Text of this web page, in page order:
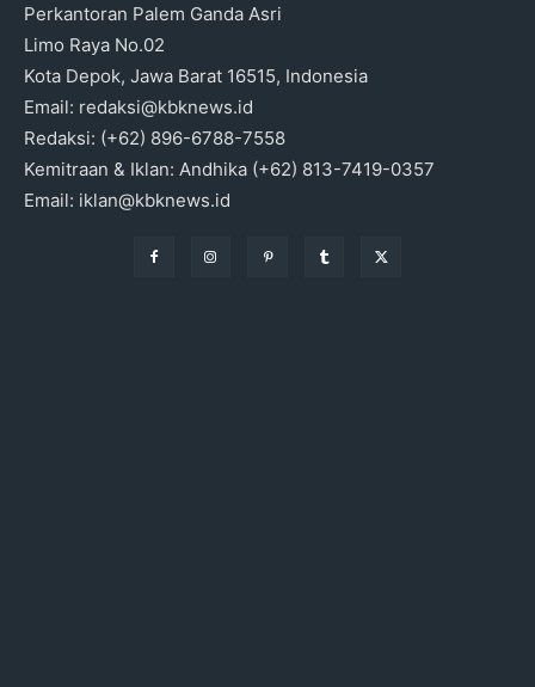
Perkantoran Palem Ganda Asri
Limo Raya No.02
Kota Depok, Jawa Barat 16515, Indonesia
Email: redaksi@kbknews.id
Redaksi: (+62) 896-6788-7558
Kemitraan & Iklan: Andhika (+62) 813-7419-0357
Email: iklan@kbknews.id